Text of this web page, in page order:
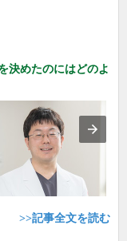
決めたのにはどのよ
>>記事全文を読む